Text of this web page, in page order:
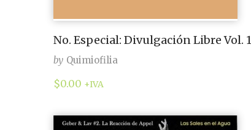
No. Especial: Divulgación Libre Vol. 1
by Quimiofilia
$0.00 +IVA